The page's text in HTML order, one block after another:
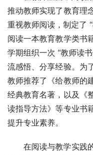
推动教师实现了教育理
重视教师阅读，制定了
阅读一本教育教学类书
学期组织一次 “教师读
流感悟、分享经验。为
教师推荐了《给教师的
经典教育名著，以及《
读指导方法》等专业书
提升专业素养。
在阅读与教学实践